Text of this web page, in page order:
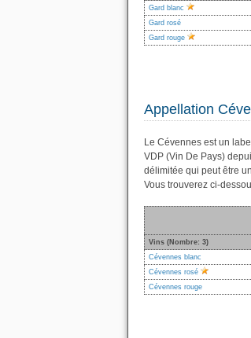
Gard blanc
Gard rosé
Gard rouge
Appellation
Le Cévennes est un
VDP (Vin De Pays)
délimitée qui peut être
Vous trouverez ci-
Vins (Nombre: 3)
Cévennes blanc
Cévennes rosé
Cévennes rouge